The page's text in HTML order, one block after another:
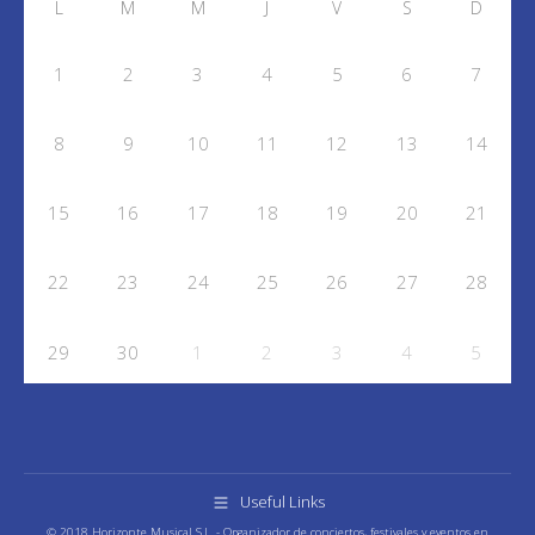
L M M J V S D
1 2 3 4 5 6 7
8 9 10 11 12 13 14
15 16 17 18 19 20 21
22 23 24 25 26 27 28
29 30 1 2 3 4 5
Useful Links